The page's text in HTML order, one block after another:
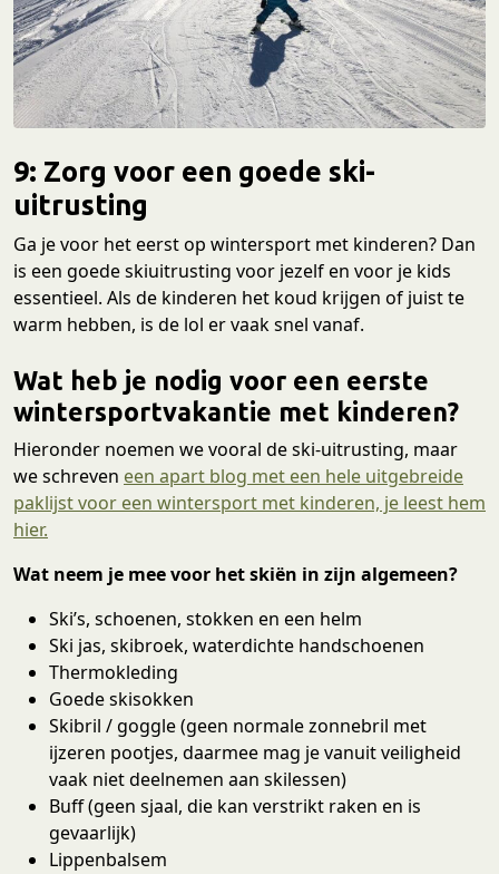
9: Zorg voor een goede ski-
uitrusting
Ga je voor het eerst op wintersport met kinderen? Dan
is een goede skiuitrusting voor jezelf en voor je kids
essentieel. Als de kinderen het koud krijgen of juist te
warm hebben, is de lol er vaak snel vanaf.
Wat heb je nodig voor een eerste
wintersportvakantie met kinderen?
Hieronder noemen we vooral de ski-uitrusting, maar
we schreven een apart blog met een hele uitgebreide
paklijst voor een wintersport met kinderen, je leest hem
hier.
Wat neem je mee voor het skiën in zijn algemeen?
Ski’s, schoenen, stokken en een helm
Ski jas, skibroek, waterdichte handschoenen
Thermokleding
Goede skisokken
Skibril / goggle (geen normale zonnebril met
ijzeren pootjes, daarmee mag je vanuit veiligheid
vaak niet deelnemen aan skilessen)
Buff (geen sjaal, die kan verstrikt raken en is
gevaarlijk)
Lippenbalsem